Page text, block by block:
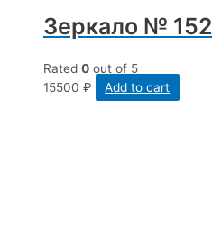
Зеркало № 152
Rated 0 out of 5
15500 ₽ Add to cart